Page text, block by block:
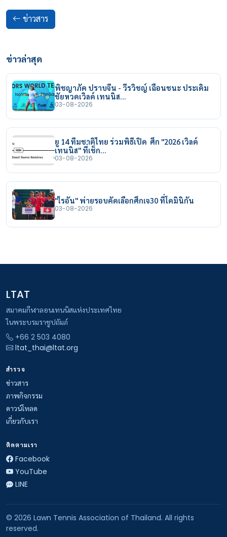
ข่าวสาร
ข่าวล่าสุด
พิชญาภัค ปราบจีน - วีรวิชญ์ เฉือนชนะ ประเดิม
ชัยหวดเวิลด์ เทนนิส…
03-08-2026
ยู 14 ทีมชาติไทย ร่วมพิธีเปิด ศึก "2026 เวิลด์
เทนนิส" ที่เช็ก…
03-08-2026
"ไรอัน" พ่ายรอบคัดเลือกศึกเจ30 ที่โดมินิกัน
03-08-2026
LTAT
สมาคมกีฬาลอนเทนนิสแห่งประเทศไทย
ในพระบรมราชูปถัมภ์
+66 2 503 4080
ltat_thai@ltat.org
สำรวจ
ข่าวสาร
ภาพกิจกรรม
ดาวน์โหลด
เกี่ยวกับเรา
ติดตามเรา
Facebook
YouTube
LINE
© 2026 Lawn Tennis Association of Thailand. All rights
reserved.